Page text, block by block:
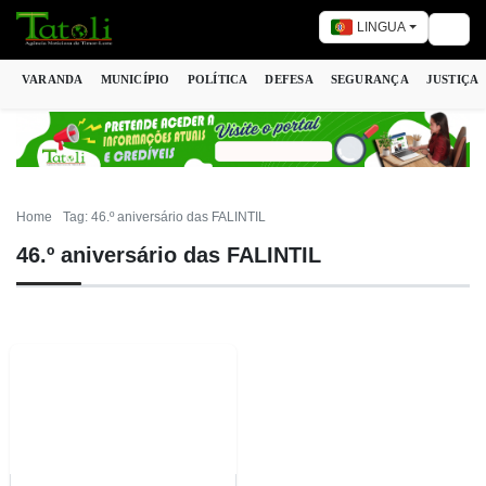
LINGUA
VARANDA MUNICÍPIO POLÍTICA DEFESA SEGURANÇA JUSTIÇA
Home Tag: 46.º aniversário das FALINTIL
46.º aniversário das FALINTIL